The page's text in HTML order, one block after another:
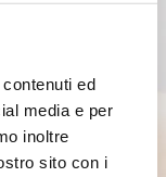
ed
media e per
inoltre
sito con i